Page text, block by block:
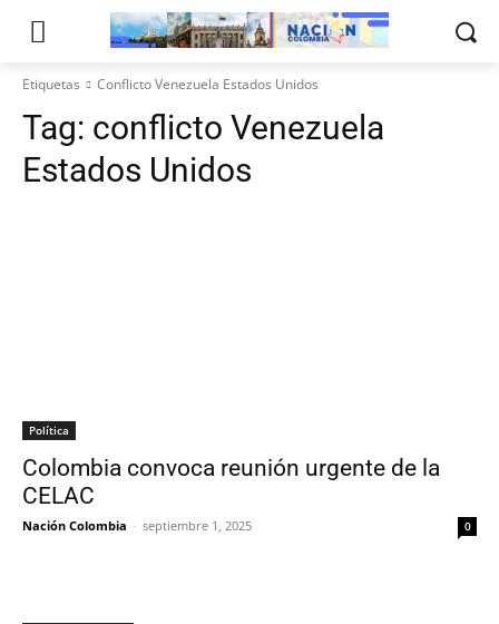
Etiquetas Conflicto Venezuela Estados Unidos
Tag: conflicto Venezuela
Estados Unidos
Política
Colombia convoca reunión urgente de la
CELAC
Nación Colombia - septiembre 1, 2025 0